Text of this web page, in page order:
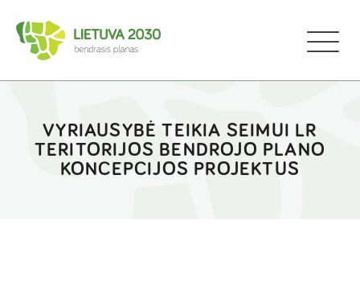
VYRIAUSYBĖ TEIKIA SEIMUI LR
TERITORIJOS BENDROJO PLANO
KONCEPCIJOS PROJEKTUS